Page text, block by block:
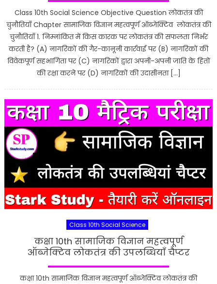
Class 10th Social Science Objective Question लोकतंत्र की
चुनौतियाँ Chapter सामाजिक विज्ञान महत्वपूर्ण ऑब्जेक्टिव लोकतंत्र की
चुनौतियाँ 1. निम्नांकित में किस कारक पर लोकतंत्र की सफलता निर्भर
करती है? (A) नागरिकों की गैर-कानूनी कार्रवाई पर (B) नागरिकों की
विवेकपूर्ण सहभागिता पर (C) नागरिकों द्वारा अपनी-अपनी जाति के हितों
की रक्षा करने पर (D) नागरिकों की उदासीनता […]
Class 10th Social Science
कक्षा 10th सामाजिक विज्ञान महत्वपूर्ण
ऑब्जेक्टिव लोकतंत्र की उपलब्धियाँ चैप्टर
कक्षा 10th सामाजिक विज्ञान महत्वपूर्ण ऑब्जेक्टिव लोकतंत्र की